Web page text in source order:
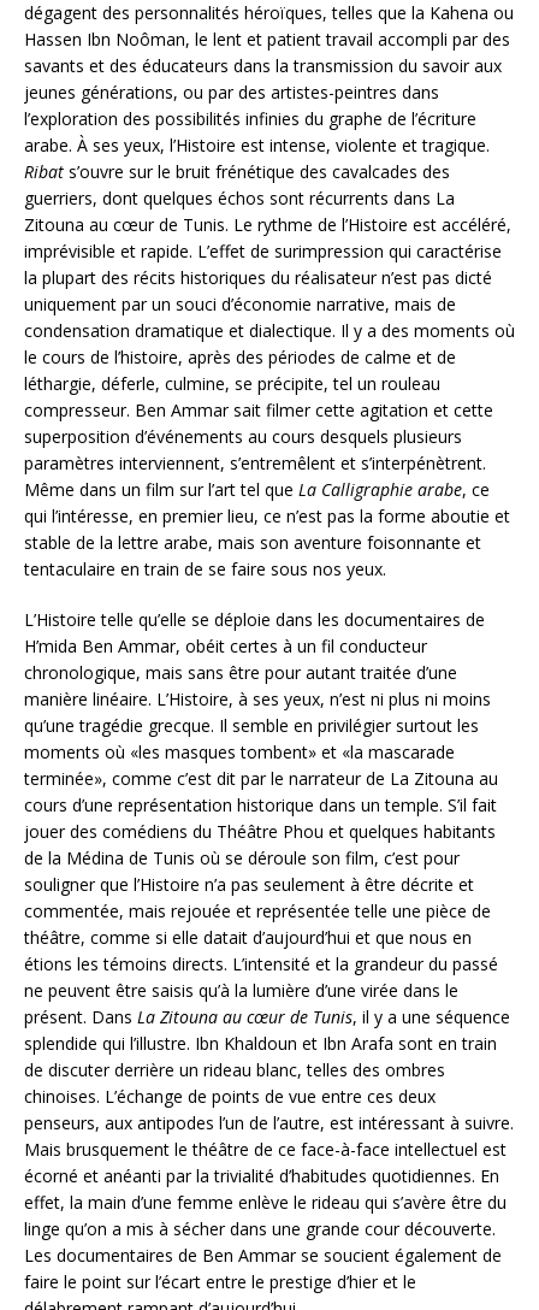
dégagent des personnalités héroïques, telles que la Kahena ou
Hassen Ibn Noôman, le lent et patient travail accompli par des
savants et des éducateurs dans la transmission du savoir aux
jeunes générations, ou par des artistes-peintres dans
l’exploration des possibilités infinies du graphe de l’écriture
arabe. À ses yeux, l’Histoire est intense, violente et tragique.
Ribat s’ouvre sur le bruit frénétique des cavalcades des
guerriers, dont quelques échos sont récurrents dans La
Zitouna au cœur de Tunis. Le rythme de l’Histoire est accéléré,
imprévisible et rapide. L’effet de surimpression qui caractérise
la plupart des récits historiques du réalisateur n’est pas dicté
uniquement par un souci d’économie narrative, mais de
condensation dramatique et dialectique. Il y a des moments où
le cours de l’histoire, après des périodes de calme et de
léthargie, déferle, culmine, se précipite, tel un rouleau
compresseur. Ben Ammar sait filmer cette agitation et cette
superposition d’événements au cours desquels plusieurs
paramètres interviennent, s’entremêlent et s’interpénètrent.
Même dans un film sur l’art tel que La Calligraphie arabe, ce
qui l’intéresse, en premier lieu, ce n’est pas la forme aboutie et
stable de la lettre arabe, mais son aventure foisonnante et
tentaculaire en train de se faire sous nos yeux.
L’Histoire telle qu’elle se déploie dans les documentaires de
H’mida Ben Ammar, obéit certes à un fil conducteur
chronologique, mais sans être pour autant traitée d’une
manière linéaire. L’Histoire, à ses yeux, n’est ni plus ni moins
qu’une tragédie grecque. Il semble en privilégier surtout les
moments où «les masques tombent» et «la mascarade
terminée», comme c’est dit par le narrateur de La Zitouna au
cours d’une représentation historique dans un temple. S’il fait
jouer des comédiens du Théâtre Phou et quelques habitants
de la Médina de Tunis où se déroule son film, c’est pour
souligner que l’Histoire n’a pas seulement à être décrite et
commentée, mais rejouée et représentée telle une pièce de
théâtre, comme si elle datait d’aujourd’hui et que nous en
étions les témoins directs. L’intensité et la grandeur du passé
ne peuvent être saisis qu’à la lumière d’une virée dans le
présent. Dans La Zitouna au cœur de Tunis, il y a une séquence
splendide qui l’illustre. Ibn Khaldoun et Ibn Arafa sont en train
de discuter derrière un rideau blanc, telles des ombres
chinoises. L’échange de points de vue entre ces deux
penseurs, aux antipodes l’un de l’autre, est intéressant à suivre.
Mais brusquement le théâtre de ce face-à-face intellectuel est
écorné et anéanti par la trivialité d’habitudes quotidiennes. En
effet, la main d’une femme enlève le rideau qui s’avère être du
linge qu’on a mis à sécher dans une grande cour découverte.
Les documentaires de Ben Ammar se soucient également de
faire le point sur l’écart entre le prestige d’hier et le